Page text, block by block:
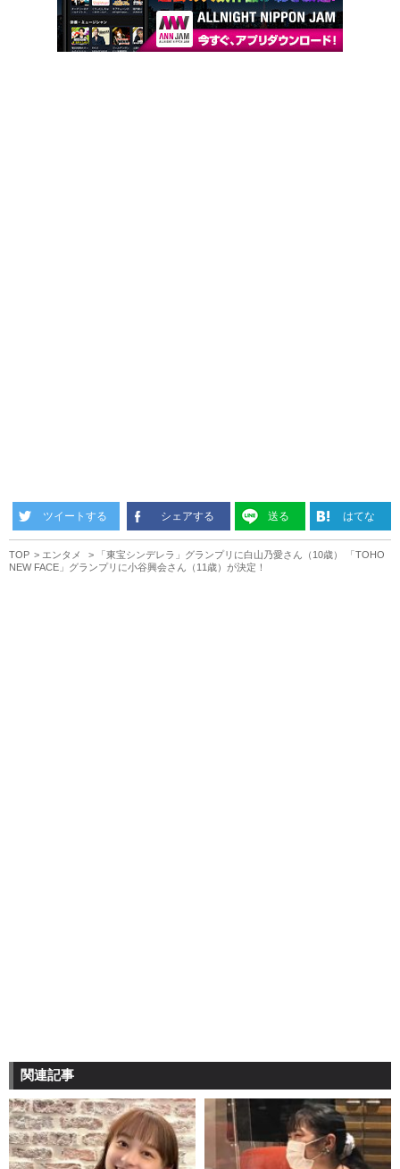
ツイートする シェアする 送る はてな
TOP エンタメ
「東宝シンデレラ」グランプリに白山乃愛さん（10歳） 「TOHO
NEW FACE」グランプリに小谷興会さん（11歳）が決定！
関連記事